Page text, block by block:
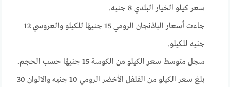
سعر كيلو الخيار البلدي 8 جنيه.
جاءت أسعار الباذنجان الرومي 15 جنيهًا للكيلو والعروسي 12
جنيه للكيلو.
سجل متوسط سعر الكيلو من الكوسة 15 جنيهًا حسب الحجم.
بلغ سعر الكيلو من الفلفل الأخضر الرومي 10 جنيه والالوان 30